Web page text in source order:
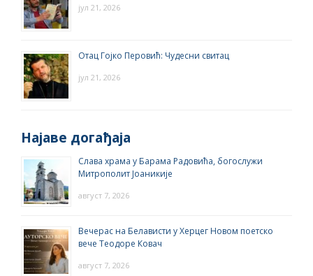
јул 21, 2026
Отац Гојко Перовић: Чудесни свитац
јул 21, 2026
Најаве догађаја
Слава храма у Барама Радовића, богослужи
Митрополит Јоаникије
август 7, 2026
Вечерас на Белависти у Херцег Новом поетско
вече Теодоре Ковач
август 7, 2026